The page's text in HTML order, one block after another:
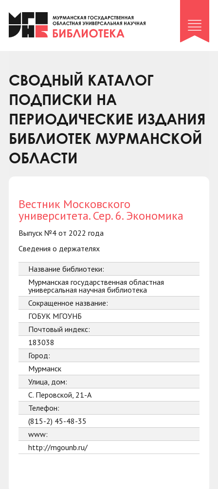
Клуб «Гиря и сельдерей»
Клуб «Семейный архив»
Коллегам
Контакты
СВОДНЫЙ КАТАЛОГ
ПОДПИСКИ НА
ПЕРИОДИЧЕСКИЕ ИЗДАНИЯ
БИБЛИОТЕК МУРМАНСКОЙ
ОБЛАСТИ
Вестник Московского
университета. Сер. 6. Экономика
Выпуск №4 от 2022 года
Сведения о держателях
Название библиотеки:
Мурманская государственная областная
универсальная научная библиотека
Сокращенное название:
ГОБУК МГОУНБ
Почтовый индекс:
183038
Город:
Мурманск
Улица, дом:
С. Перовской, 21-А
Телефон:
(815-2) 45-48-35
www:
http://mgounb.ru/